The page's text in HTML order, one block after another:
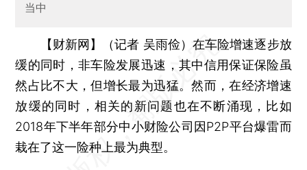
当中
【财新网】（记者 吴雨俭） 在车险增速逐步放
缓的同时，非车险发展迅速，其中信用保证保险虽
然占比不大，但增长最为迅猛。然而，在经济增速
放缓的同时，相关的新问题也在不断涌现，比如
2018年下半年部分中小财险公司因P2P平台爆雷而
栽在了这一险种上最为典型。